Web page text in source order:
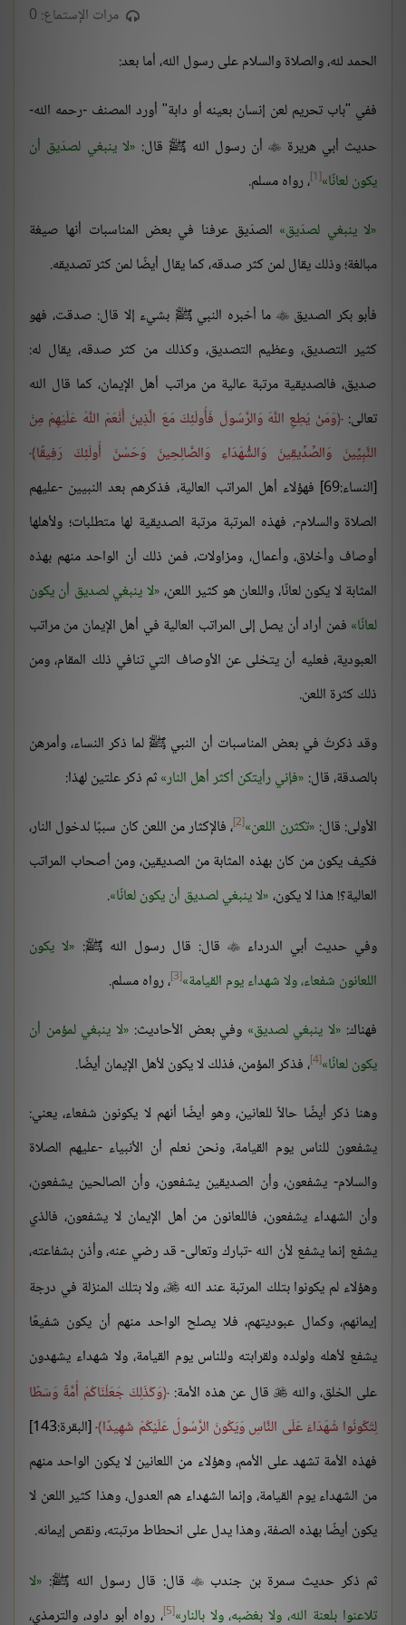
مرات الإستماع: 0
الحمد لله، والصلاة والسلام على رسول الله، أما بعد:
ففي "باب تحريم لعن إنسان بعينه أو دابة" أورد المصنف -رحمه الله-
حديث أبي هريرة أن رسول الله ﷺ قال: لا ينبغي لصدّيق أن
يكون لعانًا [1] ، رواه مسلم.
لا ينبغي لصدّيق الصدّيق عرفنا في بعض المناسبات أنها صيغة
مبالغة؛ وذلك يقال لمن كثر صدقه، كما يقال أيضًا لمن كثر تصديقه.
فأبو بكر الصديق ما أخبره النبي ﷺ بشيء إلا قال: صدقت، فهو
كثير التصديق، وعظيم التصديق، وكذلك من كثر صدقه، يقال له:
صديق، فالصديقية مرتبة عالية من مراتب أهل الإيمان، كما قال الله
تعالى: وَمَنْ يُطِعِ اللَّهَ وَالرَّسُولَ فَأُولَئِكَ مَعَ الَّذِينَ أَنْعَمَ اللَّهُ عَلَيْهِمْ مِنَ
النَّبِيِّينَ وَالصِّدِّيقِينَ وَالشُّهَدَاءِ وَالصَّالِحِينَ وَحَسُنَ أُولَئِكَ رَفِيقًا
[النساء:69] فهؤلاء أهل المراتب العالية، فذكرهم بعد النبيين -عليهم
الصلاة والسلام-، فهذه المرتبة مرتبة الصديقية لها متطلبات؛ ولأهلها
أوصاف وأخلاق، وأعمال، ومزاولات، فمن ذلك أن الواحد منهم بهذه
المثابة لا يكون لعانًا، واللعان هو كثير اللعن، لا ينبغي لصديق أن يكون
لعانًا فمن أراد أن يصل إلى المراتب العالية في أهل الإيمان من مراتب
العبودية، فعليه أن يتخلى عن الأوصاف التي تنافي ذلك المقام، ومن
ذلك كثرة اللعن.
وقد ذكرتُ في بعض المناسبات أن النبي ﷺ لما ذكر النساء، وأمرهن
بالصدقة، قال: فإني رأيتكن أكثر أهل النار ثم ذكر علتين لهذا:
الأولى: قال: تكثرن اللعن [2] ، فالإكثار من اللعن كان سببًا لدخول النار،
فكيف يكون من كان بهذه المثابة من الصديقين، ومن أصحاب المراتب
العالية؟! هذا لا يكون، لا ينبغي لصديق أن يكون لعانًا .
وفي حديث أبي الدرداء  قال: قال رسول الله ﷺ: لا يكون
اللعانون شفعاء، ولا شهداء يوم القيامة [3] ، رواه مسلم.
فهناك: لا ينبغي لصديق وفي بعض الأحاديث: لا ينبغي لمؤمن أن
يكون لعانًا [4] ، فذكر المؤمن، فذلك لا يكون لأهل الإيمان أيضًا.
وهنا ذكر أيضًا حالاً للعانين، وهو أيضًا أنهم لا يكونون شفعاء، يعني:
يشفعون للناس يوم القيامة، ونحن نعلم أن الأنبياء -عليهم الصلاة
والسلام- يشفعون، وأن الصديقين يشفعون، وأن الصالحين يشفعون،
وأن الشهداء يشفعون، فاللعانون من أهل الإيمان لا يشفعون، فالذي
يشفع إنما يشفع لأن الله -تبارك وتعالى- قد رضي عنه، وأذن بشفاعته،
وهؤلاء لم يكونوا بتلك المرتبة عند الله ، ولا بتلك المنزلة في درجة
إيمانهم، وكمال عبوديتهم، فلا يصلح الواحد منهم أن يكون شفيعًا
يشفع لأهله ولولده ولقرابته وللناس يوم القيامة، ولا شهداء يشهدون
على الخلق، والله  قال عن هذه الأمة: وَكَذَلِكَ جَعَلْنَاكُمْ أُمَّةً وَسَطًا
لِتَكُونُوا شُهَدَاءَ عَلَى النَّاسِ وَيَكُونَ الرَّسُولُ عَلَيْكُمْ شَهِيدًا
[البقرة:143]
فهذه الأمة تشهد على الأمم، وهؤلاء من اللعانين لا يكون الواحد منهم
من الشهداء يوم القيامة، وإنما الشهداء هم العدول، وهذا كثير اللعن لا
يكون أيضًا بهذه الصفة، وهذا يدل على انحطاط مرتبته، ونقص إيمانه.
ثم ذكر حديث سمرة بن جندب  قال: قال رسول الله ﷺ: لا
تلاعنوا بلعنة الله، ولا بغضبه، ولا بالنار [5] ، رواه أبو داود، والترمذي،